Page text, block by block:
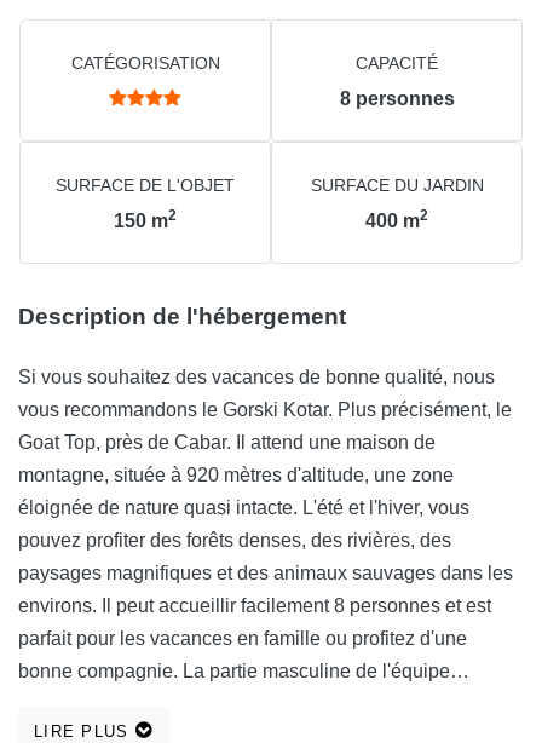
CATÉGORISATION CAPACITÉ
8 personnes
SURFACE DE L'OBJET
150 m2
SURFACE DU JARDIN
400 m2
Description de l'hébergement
Si vous souhaitez des vacances de bonne qualité, nous
vous recommandons le Gorski Kotar. Plus précisément, le
Goat Top, près de Cabar. Il attend une maison de
montagne, située à 920 mètres d'altitude, une zone
éloignée de nature quasi intacte. L'été et l'hiver, vous
pouvez profiter des forêts denses, des rivières, des
paysages magnifiques et des animaux sauvages dans les
environs. Il peut accueillir facilement 8 personnes et est
parfait pour les vacances en famille ou profitez d'une
bonne compagnie. La partie masculine de l'équipe
ne veux pas faire de cuisine, un restaurant à proximité
LIRE PLUS